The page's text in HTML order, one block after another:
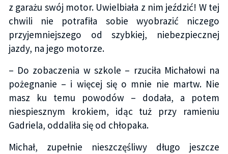
z garażu swój motor. Uwielbiała z nim jeździć! W tej
chwili nie potrafiła sobie wyobrazić niczego
przyjemniejszego od szybkiej, niebezpiecznej
jazdy, na jego motorze.
– Do zobaczenia w szkole – rzuciła Michałowi na
pożegnanie – i więcej się o mnie nie martw. Nie
masz ku temu powodów – dodała, a potem
niespiesznym krokiem, idąc tuż przy ramieniu
Gadriela, oddaliła się od chłopaka.
Michał, zupełnie nieszczęśliwy długo jeszcze